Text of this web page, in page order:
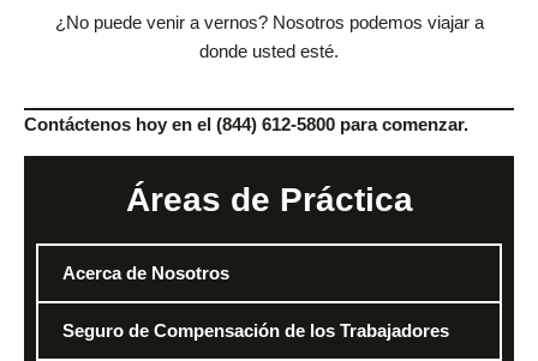
Áreas de Práctica
Acerca de Nosotros
Seguro de Compensación de los Trabajadores
¿No puede venir a vernos? Nosotros podemos viajar a
donde usted esté.
Contáctenos hoy en el (844) 612-5800 para comenzar.